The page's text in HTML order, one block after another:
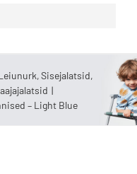
Sisejalatsid
– Light Blue